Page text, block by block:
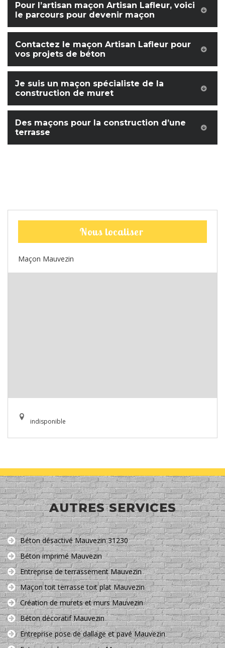
Pour l’artisan maçon Artisan Lafleur, voici
le parcours pour devenir maçon
Contactez le maçon Artisan Lafleur pour
vos projets de béton
Je suis un maçon spécialiste de la
construction de muret
Des maçons pour la construction d’une
terrasse
Nous localiser
Maçon Mauvezin
indisponible
AUTRES SERVICES
Béton désactivé Mauvezin 31230
Béton imprimé Mauvezin
Entreprise de terrassement Mauvezin
Maçon toit terrasse toit plat Mauvezin
Création de murets et murs Mauvezin
Béton décoratif Mauvezin
Entreprise pose de dallage et pavé Mauvezin